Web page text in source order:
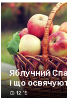
Яблучний
і що
12:15